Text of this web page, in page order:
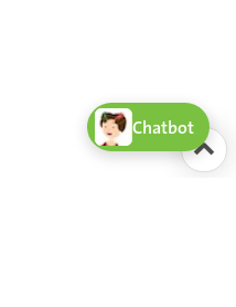
Chatbot